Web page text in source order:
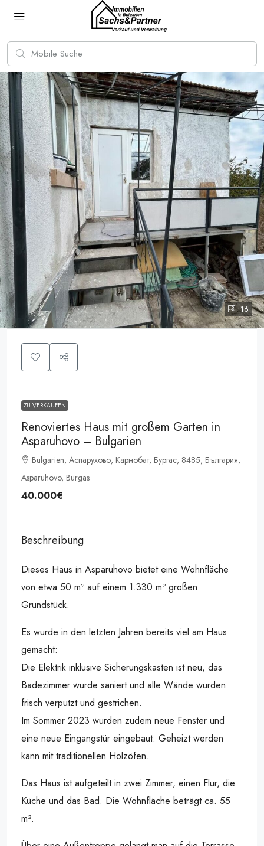
16
ZU VERKAUFEN
Renoviertes Haus mit großem Garten in
Asparuhovo – Bulgarien
Bulgarien, Аспарухово, Карнобат, Бургас, 8485, България,
Asparuhovo, Burgas
40.000€
Beschreibung
Dieses Haus in Asparuhovo bietet eine Wohnfläche
von etwa 50 m² auf einem 1.330 m² großen
Grundstück.
Es wurde in den letzten Jahren bereits viel am Haus
gemacht:
Die Elektrik inklusive Sicherungskasten ist neu, das
Badezimmer wurde saniert und alle Wände wurden
frisch verputzt und gestrichen.
Im Sommer 2023 wurden zudem neue Fenster und
eine neue Eingangstür eingebaut. Geheizt werden
kann mit traditionellen Holzöfen.
Das Haus ist aufgeteilt in zwei Zimmer, einen Flur, die
Küche und das Bad. Die Wohnfläche beträgt ca. 55
m².